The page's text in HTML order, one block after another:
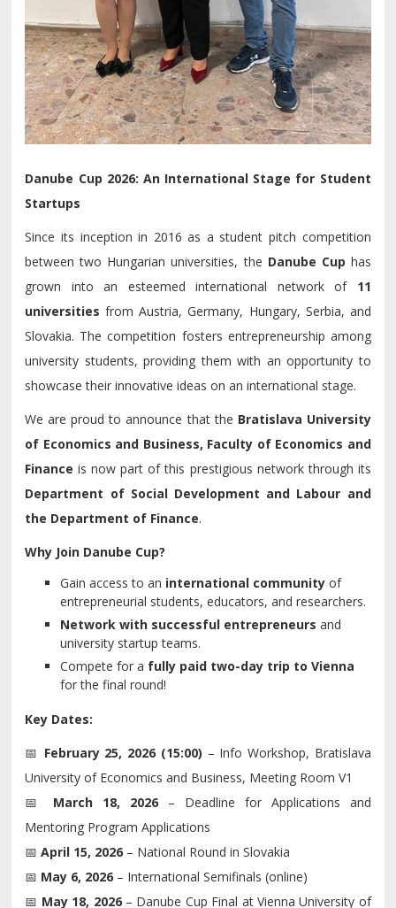
Danube Cup 2026: An International Stage for Student
Startups
Since its inception in 2016 as a student pitch competition
between two Hungarian universities, the Danube Cup has
grown into an esteemed international network of 11
universities from Austria, Germany, Hungary, Serbia, and
Slovakia. The competition fosters entrepreneurship among
university students, providing them with an opportunity to
showcase their innovative ideas on an international stage.
We are proud to announce that the Bratislava University
of Economics and Business, Faculty of Economics and
Finance is now part of this prestigious network through its
Department of Social Development and Labour and
the Department of Finance.
Why Join Danube Cup?
Gain access to an international community of
entrepreneurial students, educators, and researchers.
Network with successful entrepreneurs and
university startup teams.
Compete for a fully paid two-day trip to Vienna
for the final round!
Key Dates:
📅 February 25, 2026 (15:00) – Info Workshop, Bratislava
University of Economics and Business, Meeting Room V1
📅 March 18, 2026 – Deadline for Applications and
Mentoring Program Applications
📅April 15, 2026 – National Round in Slovakia
📅 May 6, 2026 – International Semifinals (online)
📅 May 18, 2026– Danube Cup Final at Vienna University of